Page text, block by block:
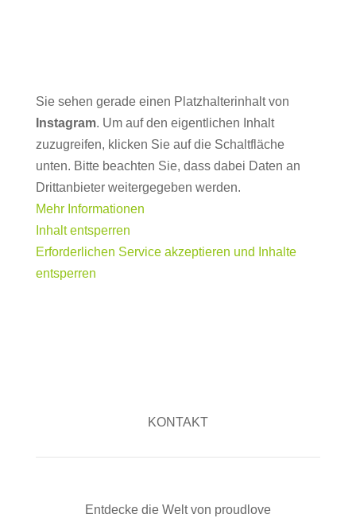
Sie sehen gerade einen Platzhalterinhalt von
Instagram. Um auf den eigentlichen Inhalt
zuzugreifen, klicken Sie auf die Schaltfläche
unten. Bitte beachten Sie, dass dabei Daten an
Drittanbieter weitergegeben werden.
Mehr Informationen
Inhalt entsperren
Erforderlichen Service akzeptieren und Inhalte
entsperren
KONTAKT
Entdecke die Welt von proudlove